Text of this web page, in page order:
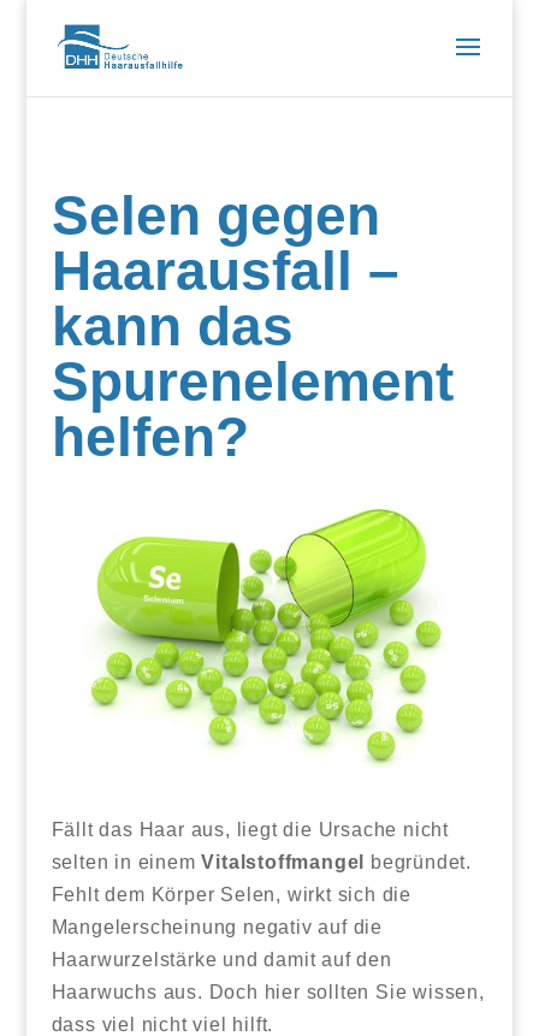
Selen gegen
Haarausfall –
kann das
Spurenelement
helfen?
Fällt das Haar aus, liegt die Ursache nicht
selten in einemVitalstoffmangel
begründet.
Fehlt dem Körper Selen, wirkt sich die
Mangelerscheinung negativ auf die
Haarwurzelstärke und damit auf den
Haarwuchs aus. Doch hier sollten Sie wissen,
dass viel nicht viel hilft.